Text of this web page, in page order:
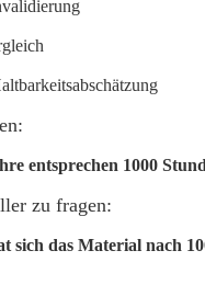
entsprechen 1000
zu fragen:
sich das Material nach